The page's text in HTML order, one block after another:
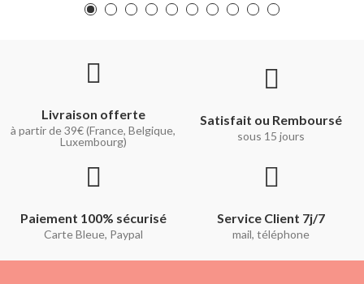
Livraison offerte
à partir de 39€ (France, Belgique,
Luxembourg)
Satisfait ou Remboursé
sous 15 jours
Paiement 100% sécurisé
Carte Bleue, Paypal
Service Client 7j/7
mail, téléphone